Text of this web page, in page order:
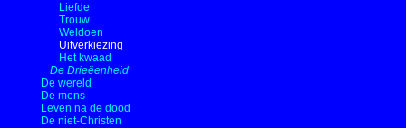
Liefde
Trouw
Weldoen
Uitverkiezing
Het kwaad
De Drieëenheid
De wereld
De mens
Leven na de dood
De niet-Christen